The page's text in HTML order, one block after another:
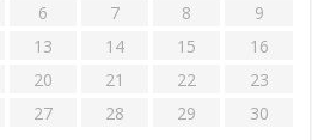
6 7 8
9
13 14 15
16
20 21 22
23
27 28 29
30